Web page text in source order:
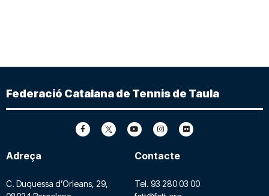
Federació Catalana de Tennis de Taula
Adreça
C. Duquessa d’Orleans, 29,
Contacte
Tel. 93 280 03 00